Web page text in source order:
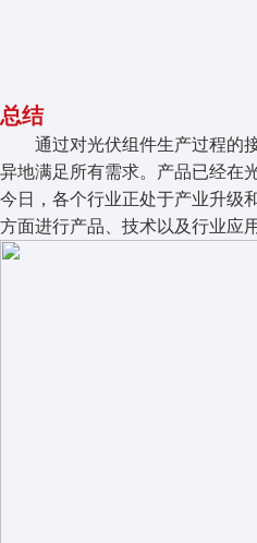
总结
通过对光伏组件生产过程的
异地满足所有需求。产品已经在
今日，各个行业正处于产业升级
方面进行产品、技术以及行业应